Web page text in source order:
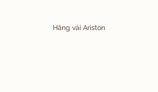
Hãng vải Ariston